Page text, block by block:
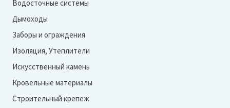
Водосточные системы
Дымоходы
Заборы и ограждения
Изоляция, Утеплители
Искусственный камень
Кровельные материалы
Строительный крепеж